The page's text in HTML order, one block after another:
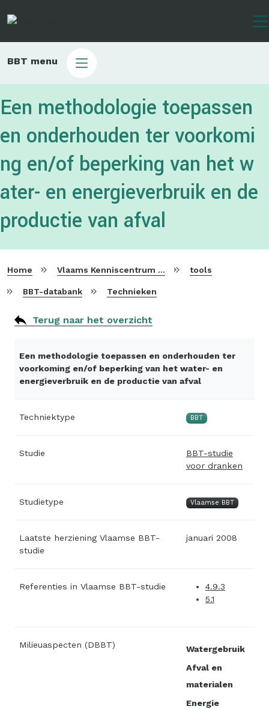
gaan
Main
BBT menu
Een methodologie toepassen
en onderhouden ter voorkomi
ng en/of beperking van het w
ater- en energieverbruik en de
productie van afval
Home Vlaams Kenniscentrum voor Beste Beschikbare Technieken tools
BBT-databank Technieken
Terug naar het overzicht
Een methodologie toepassen en onderhouden ter
voorkoming en/of beperking van het water- en
energieverbruik en de productie van afval
Techniektype BBT
Studie
BBT-studie
voor dranken
Studietype Vlaamse BBT
Laatste herziening Vlaamse BBT-
studie
januari 2008
Referenties in Vlaamse BBT-studie
4.9.3
5.1
Milieuaspecten (DBBT)
Watergebruik
Afval en
materialen
Energie